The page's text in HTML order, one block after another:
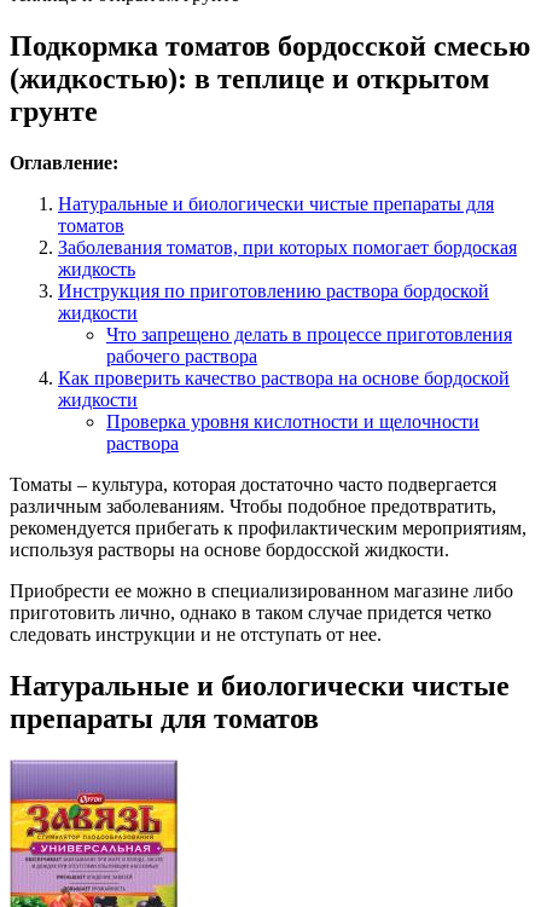
Подкормка томатов бордосской смесью
(жидкостью): в теплице и открытом
грунте
Оглавление:
Натуральные и биологически чистые препараты для
томатов
Заболевания томатов, при которых помогает бордоская
жидкость
Инструкция по приготовлению раствора бордоской
жидкости
Что запрещено делать в процессе приготовления
рабочего раствора
Как проверить качество раствора на основе бордоской
жидкости
Проверка уровня кислотности и щелочности
раствора
Томаты – культура, которая достаточно часто подвергается
различным заболеваниям. Чтобы подобное предотвратить,
рекомендуется прибегать к профилактическим мероприятиям,
используя растворы на основе бордосской жидкости.
Приобрести ее можно в специализированном магазине либо
приготовить лично, однако в таком случае придется четко
следовать инструкции и не отступать от нее.
Натуральные и биологически чистые
препараты для томатов